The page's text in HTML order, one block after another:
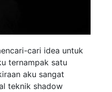
cari idea untuk
ternampak satu
aku sangat
teknik shadow